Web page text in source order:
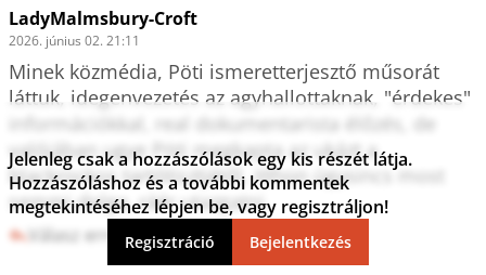
LadyMalmsbury-Croft
2026. június 02. 21:11
Minek közmédia, Pöti ismeretterjesztő műsorát
láttuk, idegenvezetés az agyhallottaknak, "érdekes"
információkkal, real dokumentarista élőzés, de
valójában ugye Pöti megkapta az ukázt a
blackrockos tartótisztjétől, itthon úgysincs most
semmi dolga, ráér utazgatni.
Válasz erre 2 0
Jelenleg csak a hozzászólások egy kis részét látja.
Hozzászóláshoz és a további kommentek
megtekintéséhez lépjen be, vagy regisztráljon!
Regisztráció Bejelentkezés